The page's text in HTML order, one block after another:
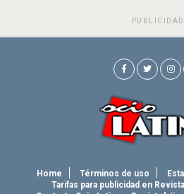
PUBLICIDAD
Home Términos de uso
Tarifas para publicidad en